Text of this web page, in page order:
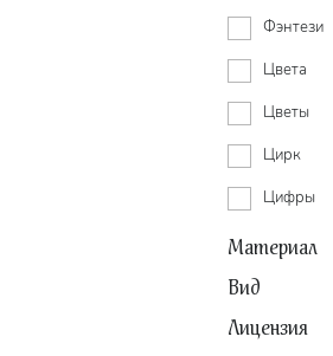
Фэнтези
Цвета
Цветы
Цирк
Цифры
Материал
Вид
Лицензия